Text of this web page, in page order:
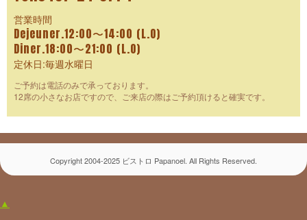
営業時間
Dejeuner.12:00〜14:00 (L.O)
Diner.18:00〜21:00 (L.O)
定休日:毎週水曜日
ご予約は電話のみで承っております。
12席の小さなお店ですので、ご来店の際はご予約頂けると確実です。
Copyright 2004-2025 ビストロ Papanoel. All Rights Reserved.
▲